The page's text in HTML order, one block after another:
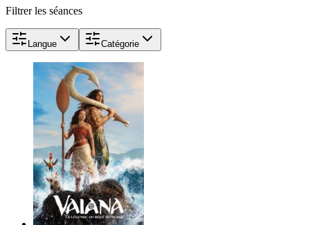
Filtrer les séances
Langue Catégorie